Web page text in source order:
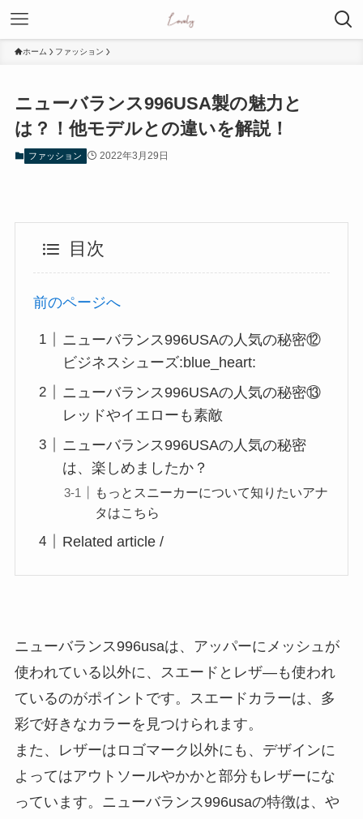
ホーム ファッション
ニューバランス996USA製の魅力と
は？！他モデルとの違いを解説！
ファッション 2022年3月29日
目次
前のページへ
ニューバランス996USAの人気の秘密⑫
ビジネスシューズ:blue_heart:
ニューバランス996USAの人気の秘密⑬
レッドやイエローも素敵
ニューバランス996USAの人気の秘密
は、楽しめましたか？
もっとスニーカーについて知りたいアナ
タはこちら
Related article /
ニューバランス996usaは、アッパーにメッシュが
使われている以外に、スエードとレザ―も使われ
ているのがポイントです。スエードカラーは、多
彩で好きなカラーを見つけられます。
また、レザーはロゴマーク以外にも、デザインに
よってはアウトソールやかかと部分もレザーにな
っています。ニューバランス996usaの特徴は、や